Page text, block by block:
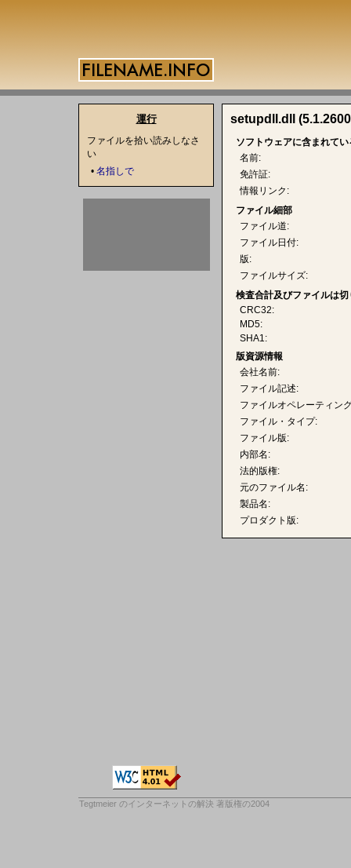
setupdll.dll
ソフトウェアに含まれてい
名前:
免許証:
情報リンク:
ファイル細部
ファイル道:
ファイル日付:
版:
ファイルサイズ:
検査合計及びファイルは切
CRC32:
MD5:
SHA1:
版資源情報
会社名前:
ファイル記述:
ファイルオペレーティン
ファイル・タイプ:
ファイル版:
内部名:
法的版権:
元のファイル名:
製品名:
プロダクト版:
運行
ファイルを拾い読みしなさ
い
• 名指しで
Tegtmeier のインターネットの解決 著版権の2004